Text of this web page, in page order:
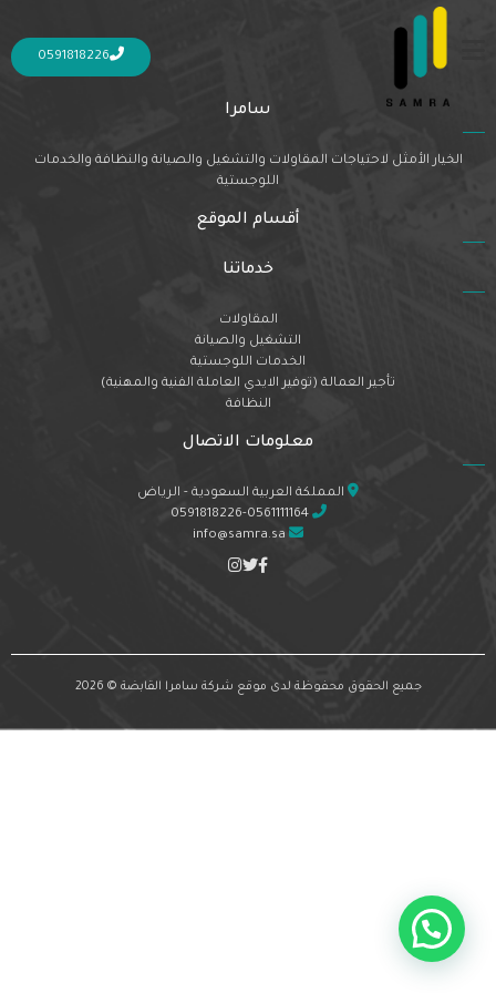
0591818226
Nothing Found
It seems we can’t find what you’re looking for. Perhaps searching can help.
سامرا
الخيار الأمثل لاحتياجات المقاولات والتشغيل والصيانة والنظافة والخدمات
اللوجستية
أقسام الموقع
خدماتنا
المقاولات
التشغيل والصيانة
الخدمات اللوجستية
تأجير العمالة (توفير الايدي العاملة الفنية والمهنية)
النظافة
معلومات الاتصال
المملكة العربية السعودية - الرياض
0591818226-0561111164
info@samra.sa
جميع الحقوق محفوظة لدى موقع شركة سامرا القابضة © 2026